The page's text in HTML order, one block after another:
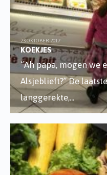
23 OKTOBER 2017
KOEKJES
“Ah papa, mogen we
Alsjeblieft?” De
langgerekte,...